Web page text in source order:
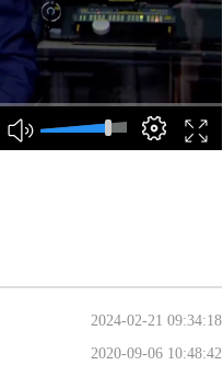
2024-02-21 09:34:18
2020-09-06 10:48:42